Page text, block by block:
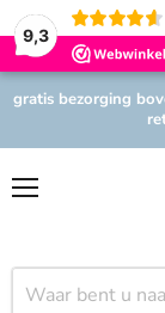
9,3
gratis bezorging